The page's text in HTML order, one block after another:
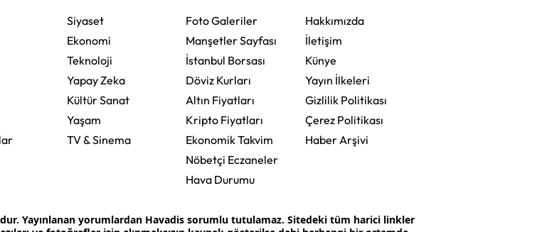
Siyaset
Ekonomi
Teknoloji
Yapay Zeka
Kültür Sanat
Yaşam
TV & Sinema
Foto Galeriler
Manşetler Sayfası
İstanbul Borsası
Döviz Kurları
Altın Fiyatları
Kripto Fiyatları
Ekonomik Takvim
Nöbetçi Eczaneler
Hava Durumu
Hakkımızda
İletişim
Künye
Yayın İlkeleri
Gizlilik Politikası
Çerez Politikası
Haber Arşivi
Yayınlanan yorumlardan Havadis sorumlu tutulamaz. Sitedeki tüm harici linkler